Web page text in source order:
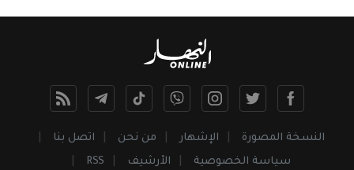
النسخة المصورة الإشهار من نحن
اتصل بنا
سياسة الخصوصية
الأرشيف
RSS